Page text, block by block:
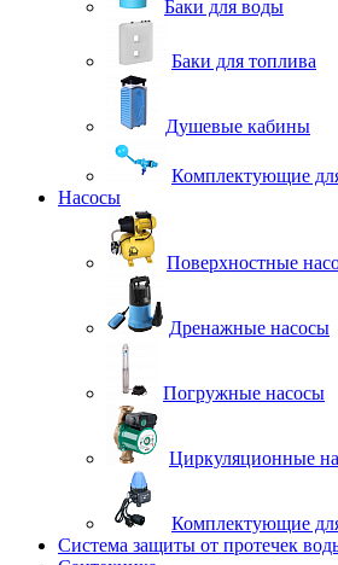
Баки для воды
Баки для топлива
Душевые кабины
Комплектующие
Насосы
Поверхностные
Дренажные насосы
Погружные насосы
Циркуляционные
Комплектующие
Система защиты от протечек